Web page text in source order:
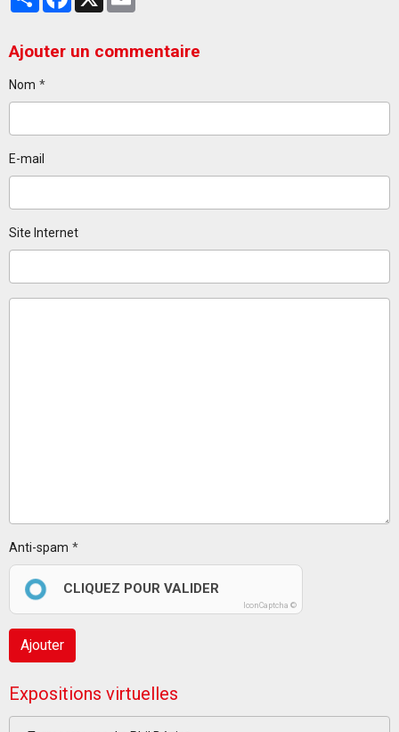
Ajouter un commentaire
Nom
E-mail
Site Internet
Anti-spam
CLIQUEZ POUR VALIDER
IconCaptcha ©
Ajouter
Expositions virtuelles